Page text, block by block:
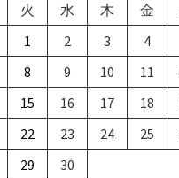
火 水 木 金
1
2 3 4
8 9 10 11
15 16 17 18
22 23 24 25
29 30